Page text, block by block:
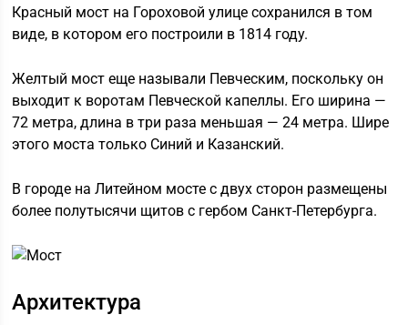
Красный мост на Гороховой улице сохранился в том
виде, в котором его построили в 1814 году.
Желтый мост еще называли Певческим, поскольку он
выходит к воротам Певческой капеллы. Его ширина —
72 метра, длина в три раза меньшая — 24 метра. Шире
этого моста только Синий и Казанский.
В городе на Литейном мосте с двух сторон размещены
более полутысячи щитов с гербом Санкт-Петербурга.
Архитектура